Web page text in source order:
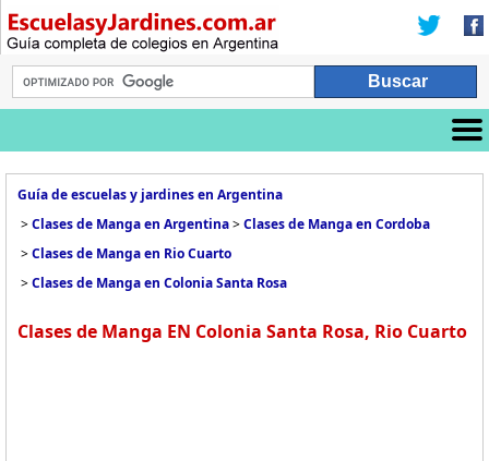
Guía de escuelas y jardines en Argentina
>Clases de Manga en Argentina>Clases de Manga en Cordoba
>Clases de Manga en Rio Cuarto
>Clases de Manga en Colonia Santa Rosa
Clases de Manga EN Colonia Santa Rosa, Rio Cuarto